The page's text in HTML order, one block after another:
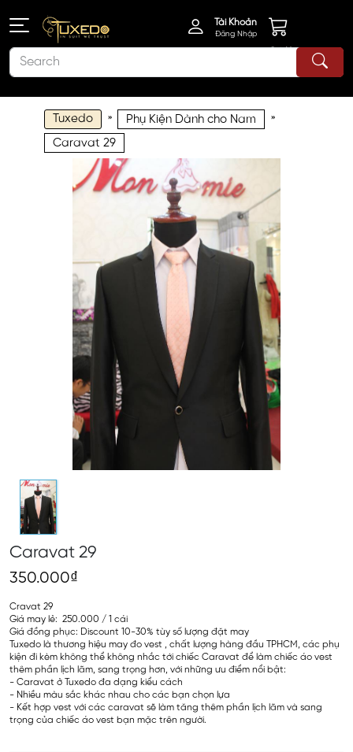
Tài Khoản
Đăng Nhập
Giỏ Hàng
Tuxedo » Phụ Kiện Dành cho Nam »
Caravat 29
Caravat 29
350.000₫
Cravat 29
Giá may lẻ: 250.000 / 1 cái
Giá đồng phục: Discount 10-30% tùy số lượng đặt may
Tuxedo là thương hiệu may đo vest , chất lượng hàng đầu TPHCM, các phụ
kiện đi kèm không thể không nhắc tới chiếc Caravat để làm chiếc áo vest
thêm phần lịch lãm, sang trọng hơn, với những ưu điểm nổi bật:
- Caravat ở Tuxedo đa dạng kiểu cách
- Nhiều màu sắc khác nhau cho các bạn chọn lựa
- Kết hợp vest với các caravat sẽ làm tăng thêm phần lịch lãm và sang
trọng của chiếc áo vest bạn mặc trên người.